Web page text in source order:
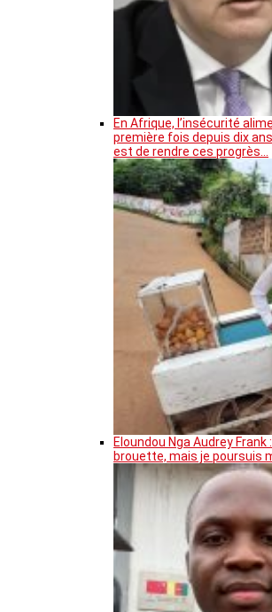
En Afrique, l’insécurité
première fois depuis dix
est de rendre ces progrès…
Eloundou Nga Audrey Frank
brouette, mais je poursuis